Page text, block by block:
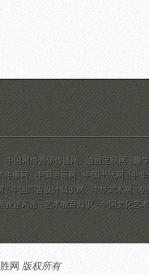
中国网络营销传播网 油画定制网 趣
传播网 中国油画网 中国书法网 中
中国广告设计知识网 中华武术网
旅游风光 艺术教育知识 中国文化艺
网 版权所有